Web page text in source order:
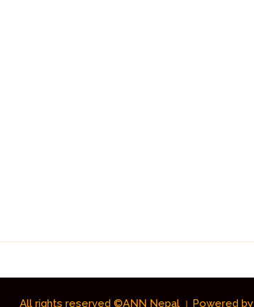
All rights reserved ©ANN Nepal । Powered by